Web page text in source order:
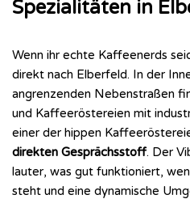
Spezialitäten in
Wenn ihr echte Kaffeenerds
direkt nach Elberfeld. In der
angrenzenden Nebenstraßen
und Kaffeeröstereien mit
einer der hippen
direkten Gesprächsstoff. Der
lauter, was gut funktioniert,
steht und eine dynamische